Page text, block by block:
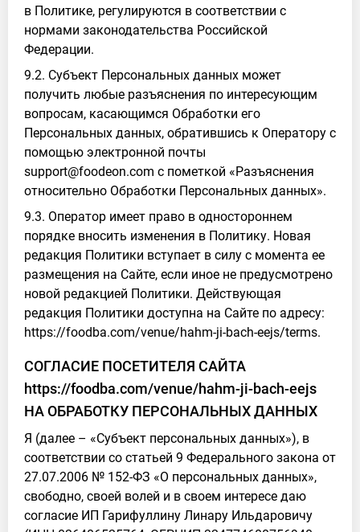
в Политике, регулируются в соответствии с
нормами законодательства Российской
Федерации.
9.2. Субъект Персональных данных может
получить любые разъяснения по интересующим
вопросам, касающимся Обработки его
Персональных данных, обратившись к Оператору с
помощью электронной почты
support@foodeon.com с пометкой «Разъяснения
относительно Обработки Персональных данных».
9.3. Оператор имеет право в одностороннем
порядке вносить изменения в Политику. Новая
редакция Политики вступает в силу с момента ее
размещения на Сайте, если иное не предусмотрено
новой редакцией Политики. Действующая
редакция Политики доступна на Сайте по адресу:
https://foodba.com/venue/hahm-ji-bach-eejs/terms.
СОГЛАСИЕ ПОСЕТИТЕЛЯ САЙТА
https://foodba.com/venue/hahm-ji-bach-eejs
НА ОБРАБОТКУ ПЕРСОНАЛЬНЫХ ДАННЫХ
Я (далее – «Субъект персональных данных»), в
соответствии со статьей 9 Федерального закона от
27.07.2006 № 152-ФЗ «О персональных данных»,
свободно, своей волей и в своем интересе даю
согласие ИП Гарифуллину Линару Ильдаровичу